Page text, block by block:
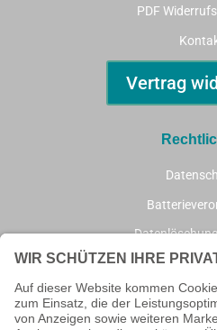
PDF
Vertrag
AGB